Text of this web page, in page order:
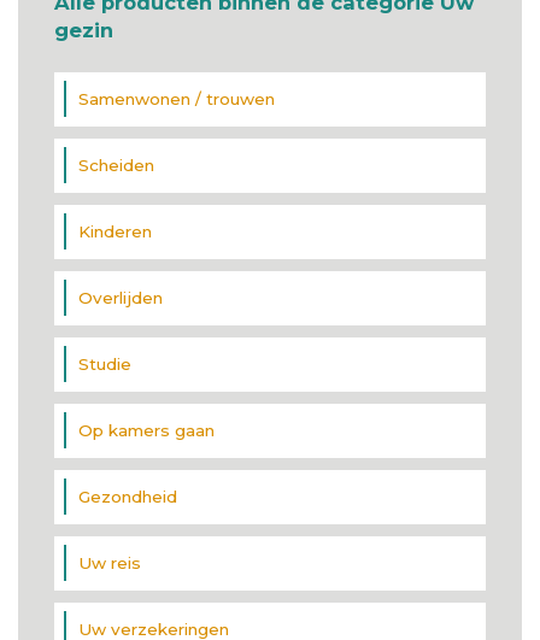
gezin
Samenwonen / trouwen
Scheiden
Kinderen
Overlijden
Studie
Op kamers gaan
Gezondheid
Uw reis
Uw verzekeringen